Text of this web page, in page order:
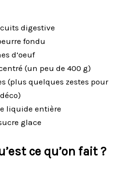
digestive
fondu
d’oeuf
(un peu de 400 g)
(plus quelques zestes pour
liquide entière
glace
ce qu’on fait ?